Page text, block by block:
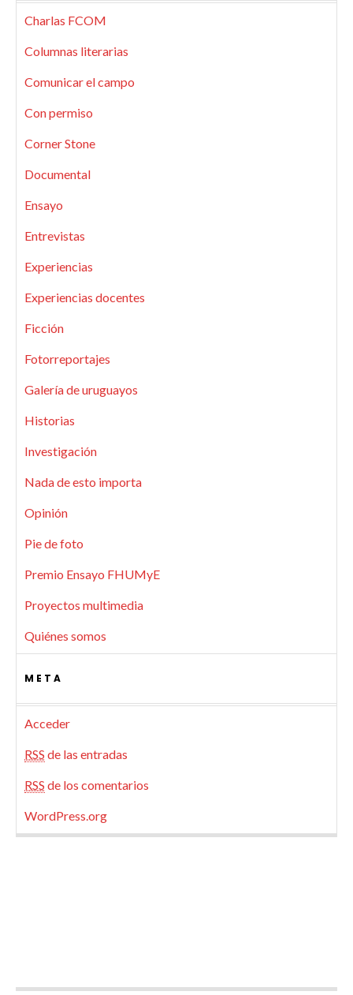
Charlas FCOM
Columnas literarias
Comunicar el campo
Con permiso
Corner Stone
Documental
Ensayo
Entrevistas
Experiencias
Experiencias docentes
Ficción
Fotorreportajes
Galería de uruguayos
Historias
Investigación
Nada de esto importa
Opinión
Pie de foto
Premio Ensayo FHUMyE
Proyectos multimedia
Quiénes somos
META
Acceder
RSS de las entradas
RSS de los comentarios
WordPress.org